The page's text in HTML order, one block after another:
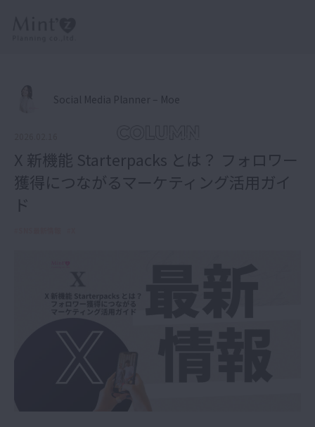
Social Media Planner – Moe
X 新機能 Starterpacks とは？ フォロワー
獲得につながるマーケティング活用ガイ
ド